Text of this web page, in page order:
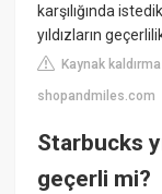
karşılığında
yıldızların
Kaynak
shopandmiles.com
Starbucks
geçerli mi?